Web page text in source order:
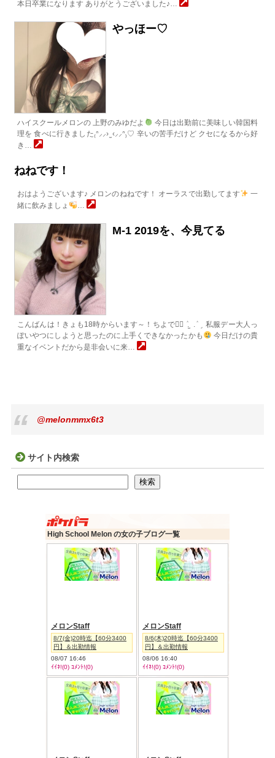
本日卒業になります ありがとうございました♪…
やっほー♡
ハイスクールメロンの 上野のみゆだよ
今日は出勤前に美味しい韓国料
理を 食べに行きました₍ᐢ⸝⸝› ̫ ‹⸝⸝ᐢ₎♡ 辛いの苦手だけど クセになるから好
き…
ねねです！
おはようございます♪ メロンのねねです！ オーラスで出勤してます
一
緒に飲みましょ
…
M-1 2019を、今見てる
こんばんは！きょも18時からいます～！ちよですٍ ٛ . ̫ . ٛ ٍ 私服デー大人っ
ぽいやつにしようと思ったのに上手くできなかったかも
今日だけの貴
重なイベントだから是非会いに来…
@melonmmx6t3
サイト内検索
検索